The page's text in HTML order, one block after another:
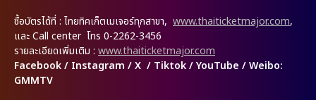
ซื้อบัตรได้ที่ : ไทยทิคเก็ตเมเจอร์ทุกสาขา, www.thaiticketmajor.com,
และ Call center โทร 0-2262-3456
รายละเอียดเพิ่มเติม : www.thaiticketmajor.com
Facebook / Instagram / X / Tiktok / YouTube / Weibo:
GMMTV